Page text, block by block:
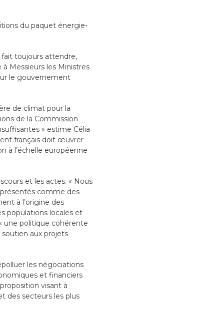
du paquet énergie-
toujours attendre,
Messieurs les Ministres
le gouvernement
de climat pour la
de la Commission
» estime Célia
français doit œuvrer
à l’échelle européenne
et les actes. « Nous
comme des
à l’origine des
populations locales et
une politique cohérente
aux projets
les négociations
et financiers
visant à
des secteurs les plus